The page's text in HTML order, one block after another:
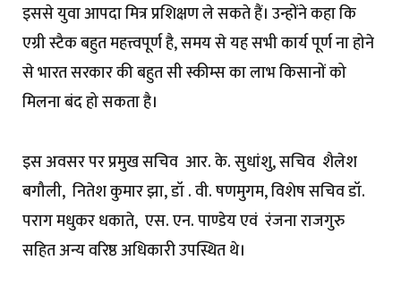
इससे युवा आपदा मित्र प्रशिक्षण ले सकते हैं। उन्होंने कहा कि
एग्री स्टैक बहुत महत्त्वपूर्ण है, समय से यह सभी कार्य पूर्ण ना होने
से भारत सरकार की बहुत सी स्कीम्स का लाभ किसानों को
मिलना बंद हो सकता है।
इस अवसर पर प्रमुख सचिव आर. के. सुधांशु, सचिव शैलेश
बगौली, नितेश कुमार झा, डॉ . वी. षणमुगम, विशेष सचिव डॉ.
पराग मधुकर धकाते, एस. एन. पाण्डेय एवं रंजना राजगुरु
सहित अन्य वरिष्ठ अधिकारी उपस्थित थे।